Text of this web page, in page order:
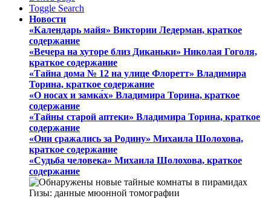
Toggle Search
Новости
«Календарь майя» Виктории Ледерман, краткое
содержание
«Вечера на хуторе близ Диканьки» Николая Гоголя,
краткое содержание
«Тайна дома № 12 на улице Флоретт» Владимира
Торина, краткое содержание
«О носах и замка́х» Владимира Торина, краткое
содержание
«Тайны старой аптеки» Владимира Торина, краткое
содержание
«Они сражались за Родину» Михаила Шолохова,
краткое содержание
«Судьба человека» Михаила Шолохова, краткое
содержание